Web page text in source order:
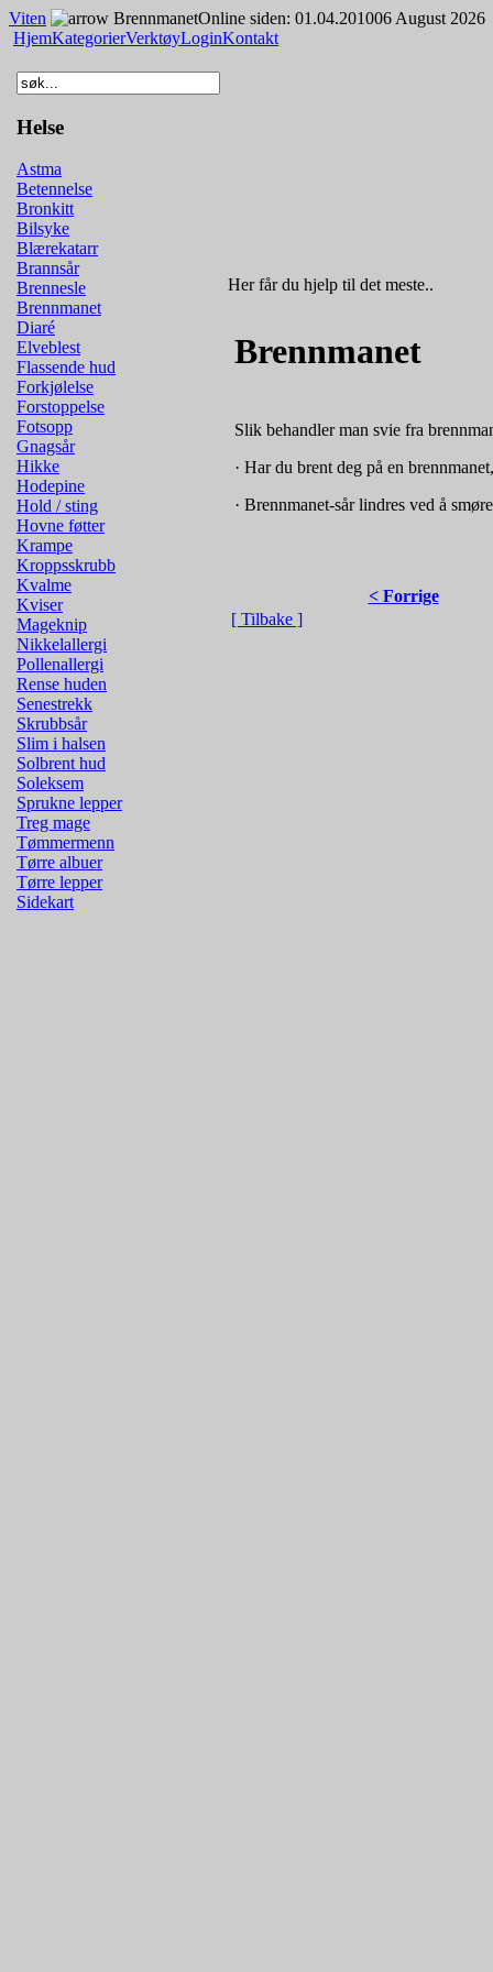
Viten BrennmanetOnline siden: 01.04.201006 August 2026
HjemKategorierVerktøyLoginKontakt
Helse
Astma
Betennelse
Bronkitt
Bilsyke
Blærekatarr
Brannsår
Brennesle
Brennmanet
Diaré
Elveblest
Flassende hud
Forkjølelse
Forstoppelse
Fotsopp
Gnagsår
Hikke
Hodepine
Hold / sting
Hovne føtter
Krampe
Kroppsskrubb
Kvalme
Kviser
Mageknip
Nikkelallergi
Pollenallergi
Rense huden
Senestrekk
Skrubbsår
Slim i halsen
Solbrent hud
Soleksem
Sprukne lepper
Treg mage
Tømmermenn
Tørre albuer
Tørre lepper
Sidekart
Her får du hjelp til det meste..
Brennmanet
Slik behandler man svie fra
· Har du brent deg på en
· Brennmanet-sår lindres ved å
< Forrige
[ Tilbake ]